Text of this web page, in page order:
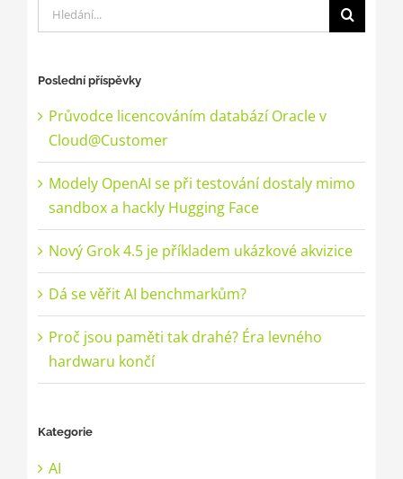
Hledat:
Poslední příspěvky
Průvodce licencováním databází Oracle v
Cloud@Customer
Modely OpenAI se při testování dostaly mimo
sandbox a hackly Hugging Face
Nový Grok 4.5 je příkladem ukázkové akvizice
Dá se věřit AI benchmarkům?
Proč jsou paměti tak drahé? Éra levného
hardwaru končí
Kategorie
AI